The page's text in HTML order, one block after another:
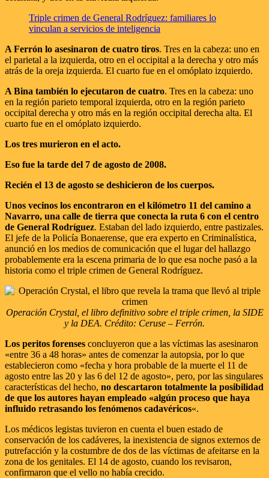
Triple crimen de General Rodríguez: familiares lo
vinculan a servicios de inteligencia
A Ferrón lo asesinaron de cuatro tiros. Tres en la cabeza: uno en
el parietal a la izquierda, otro en el occipital a la derecha y otro más
atrás de la oreja izquierda. El cuarto fue en el omóplato izquierdo.
A Bina también lo ejecutaron de cuatro. Tres en la cabeza: uno
en la región parieto temporal izquierda, otro en la región parieto
occipital derecha y otro más en la región occipital derecha alta. El
cuarto fue en el omóplato izquierdo.
Los tres murieron en el acto.
Eso fue la tarde del 7 de agosto de 2008.
Recién el 13 de agosto se deshicieron de los cuerpos.
Unos vecinos los encontraron en el kilómetro 11 del camino a
Navarro, una calle de tierra que conecta la ruta 6 con el centro
de General Rodríguez. Estaban del lado izquierdo, entre pastizales.
El jefe de la Policía Bonaerense, que era experto en Criminalística,
anunció en los medios de comunicación que el lugar del hallazgo
probablemente era la escena primaria de lo que esa noche pasó a la
historia como el triple crimen de General Rodríguez.
Operación Crystal, el libro definitivo sobre el triple crimen, la SIDE
y la DEA. Crédito: Ceruse – Ferrón.
Los peritos forenses concluyeron que a las víctimas las asesinaron
«entre 36 a 48 horas» antes de comenzar la autopsia, por lo que
establecieron como «fecha y hora probable de la muerte el 11 de
agosto entre las 20 y las 6 del 12 de agosto», pero, por las singulares
características del hecho, no descartaron totalmente la posibilidad
de que los autores hayan empleado «algún proceso que haya
influido retrasando los fenómenos cadavéricos«.
Los médicos legistas tuvieron en cuenta el buen estado de
conservación de los cadáveres, la inexistencia de signos externos de
putrefacción y la costumbre de dos de las víctimas de afeitarse en la
zona de los genitales. El 14 de agosto, cuando los revisaron,
confirmaron que el vello no había crecido.